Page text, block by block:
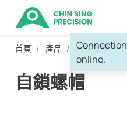
首頁 產品 自鎖螺帽
自鎖螺帽
online.